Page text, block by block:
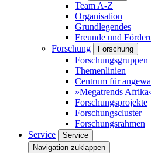
Team A-Z
Organisation
Grundlegendes
Freunde und
Forschung
Forschung
Forschungsgruppen
Themenlinien
Centrum für
»Megatrends
Forschungsprojekte
Forschungscluster
Forschungsrahmen
Service
Service
Navigation zuklappen